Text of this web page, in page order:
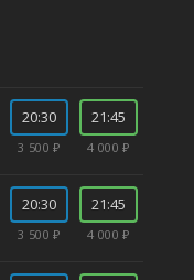
20:30
3 500 ₽
21:45
4 000 ₽
20:30
3 500 ₽
21:45
4 000 ₽